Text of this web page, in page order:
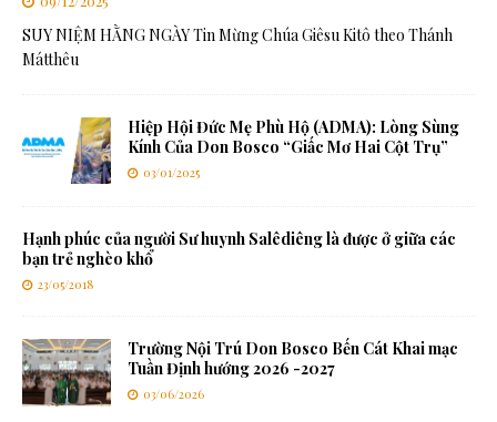
SUY NIỆM HẰNG NGÀY Tin Mừng Chúa Giêsu Kitô theo Thánh
Mátthêu
Hiệp Hội Đức Mẹ Phù Hộ (ADMA): Lòng Sùng
Kính Của Don Bosco “Giấc Mơ Hai Cột Trụ”
03/01/2025
Hạnh phúc của người Sư huynh Salêdiêng là được ở giữa các
bạn trẻ nghèo khổ
23/05/2018
Trường Nội Trú Don Bosco Bến Cát Khai mạc
Tuần Định hướng 2026 -2027
03/06/2026